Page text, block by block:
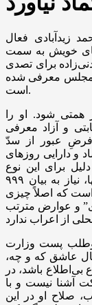
زیدآبادی فعال
خویش به سمت
برای تصدی
مجلس معرفی شده
است.
همتی شود. او را
و آزاد معرفی
فرضِ عبور از سدّ
و دارایی روز‌های
برای این نوع
پیش‌بینی می‌توان ارائه کرد که بیان یکی از آنها، نیاز به بیان ۹۹۹
است که اصلاً چیزی
و عوارض مترتب
پست وزارت
عاشق که و چه،
باشد، در
آشنا نیست و با
صلاح او در این